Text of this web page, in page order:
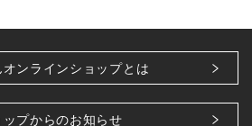
オンラインショップとは
ップからのお知らせ